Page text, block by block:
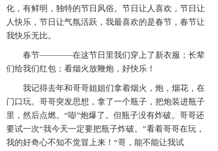
化，有鲜明，独特的节日风俗。节日让人喜欢，节日让
人快乐，节日让气氛活跃，我最喜欢的是春节，春节让
我快乐无比。
春节————在这节日里我们穿上了新衣服；长辈
们给我们红包；看烟火放鞭炮，好快乐！
我记得去年和哥哥姐姐们拿着烟火，炮，烟花，在
门口玩。哥哥突发思想，拿了一个瓶子，把炮装进瓶子
里，然后点燃。“嘭”炮爆了。但瓶子没有炸破。哥哥还
要试一次“我今天一定要把瓶子炸破。”看着哥哥在玩，
我的好奇心不知不觉冒上来！“哥，能不能让我试